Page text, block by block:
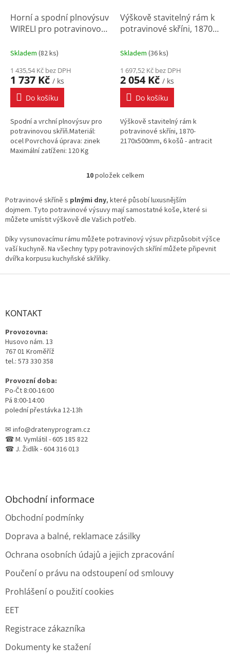
Horní a spodní plnovýsuv
WIRELI pro potravinovou
Skladem (82 ks)
1 435,54 Kč bez DPH
1 737 Kč / ks
Do košíku
Spodní a vrchní plnovýsuv pro
potravinovou skříň.Materiál:
ocel Povrchová úprava: zinek
Maximální zatíženi: 120 Kg
Výškově stavitelný rám k
potravinové skříni, 1870-
Skladem (36 ks)
1 697,52 Kč bez DPH
2 054 Kč / ks
Do košíku
Výškově stavitelný rám k
potravinové skříni, 1870-
2170x500mm, 6 košů - antracit
O
l
á
d
c
í
v
10položek celkem
Potravinové skříně s plnými dny, které působí luxusnějším
dojmem. Tyto potravinové výsuvy mají samostatné koše, které si
můžete umístit výškově dle Vašich potřeb.
Díky vysunovacímu rámu můžete potravinový výsuv přizpůsobit výšce
vaší kuchyně. Na všechny typy potravinových skříní můžete připevnit
dvířka korpusu kuchyňské skříňky.
Z
KONTAKT
Provozovna:
Husovo nám. 13
767 01 Kroměříž
tel.: 573 330 358
Provozní doba:
Po-Čt 8:00-16:00
Pá 8:00-14:00
polední přestávka 12-13h
✉ info@dratenyprogram.cz
☎ M. Vymlátil - 605 185 822
☎ J. Židlík - 604 316 013
Obchodní informace
Obchodní podmínky
Doprava a balné, reklamace zásilky
Ochrana osobních údajů a jejich zpracování
Poučení o právu na odstoupení od smlouvy
Prohlášení o použití cookies
EET
Registrace zákazníka
Dokumenty ke stažení